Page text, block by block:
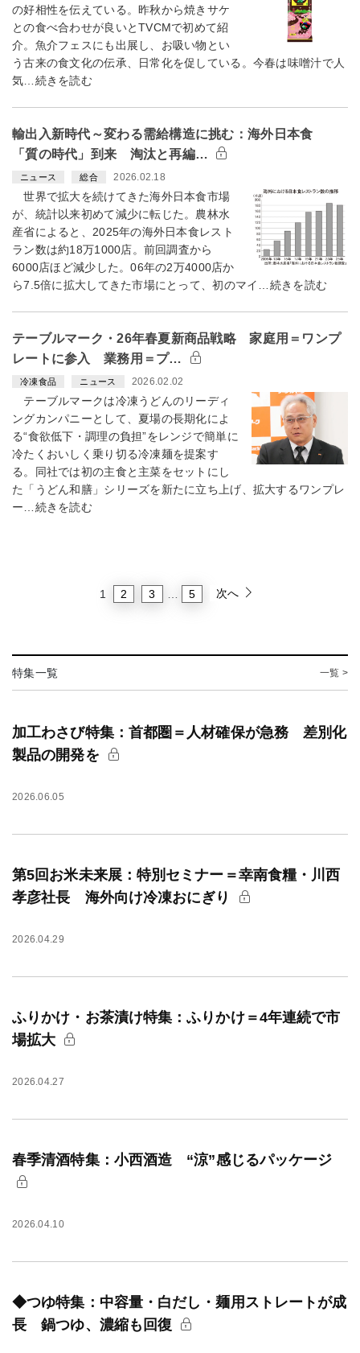
の好相性を伝えている。昨秋から焼きサケ
との食べ合わせが良いとTVCMで初めて紹
介。魚介フェスにも出展し、お吸い物とい
う古来の食文化の伝承、日常化を促している。今春は味噌汁で人
気…続きを読む
輸出入新時代～変わる需給構造に挑む：海外日本食
「質の時代」到来 淘汰と再編…
ニュース 総合 2026.02.18
世界で拡大を続けてきた海外日本食市場
が、統計以来初めて減少に転じた。農林水
産省によると、2025年の海外日本食レスト
ラン数は約18万1000店。前回調査から
6000店ほど減少した。06年の2万4000店か
ら7.5倍に拡大してきた市場にとって、初のマイ…続きを読む
テーブルマーク・26年春夏新商品戦略 家庭用＝ワンプ
レートに参入 業務用＝プ…
冷凍食品 ニュース 2026.02.02
テーブルマークは冷凍うどんのリーディ
ングカンパニーとして、夏場の長期化によ
る“食欲低下・調理の負担”をレンジで簡単に
冷たくおいしく乗り切る冷凍麺を提案す
る。同社では初の主食と主菜をセットにし
た「うどん和膳」シリーズを新たに立ち上げ、拡大するワンプレ
ー…続きを読む
1 2 3 5 次へ
特集一覧 一覧 >
加工わさび特集：首都圏＝人材確保が急務 差別化
製品の開発を
2026.06.05
第5回お米未来展：特別セミナー＝幸南食糧・川西
孝彦社長 海外向け冷凍おにぎり
2026.04.29
ふりかけ・お茶漬け特集：ふりかけ＝4年連続で市
場拡大
2026.04.27
春季清酒特集：小西酒造 “涼”感じるパッケージ
2026.04.10
◆つゆ特集：中容量・白だし・麺用ストレートが成
長 鍋つゆ、濃縮も回復